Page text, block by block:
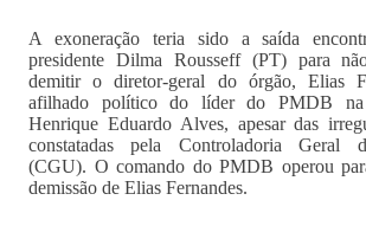
A exoneração teria sido a saída
presidente Dilma Rousseff (PT) para
demitir o diretor-geral do órgão, Elias
afilhado político do líder do PMDB na
Henrique Eduardo Alves, apesar das
constatadas pela Controladoria Geral
(CGU). O comando do PMDB operou
demissão de Elias Fernandes.